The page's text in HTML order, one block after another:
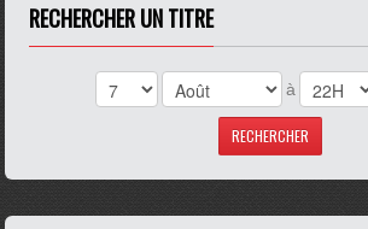
RECHERCHER UN TITRE
à